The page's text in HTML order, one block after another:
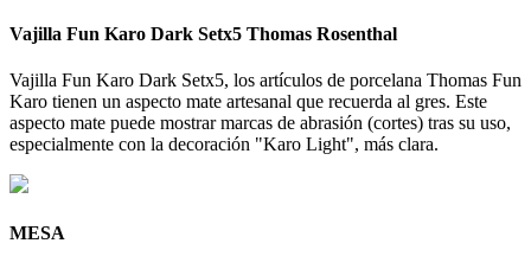
Vajilla Fun Karo Dark Setx5 Thomas Rosenthal
Vajilla Fun Karo Dark Setx5, los artículos de porcelana Thomas Fun
Karo tienen un aspecto mate artesanal que recuerda al gres. Este
aspecto mate puede mostrar marcas de abrasión (cortes) tras su uso,
especialmente con la decoración "Karo Light", más clara.
MESA